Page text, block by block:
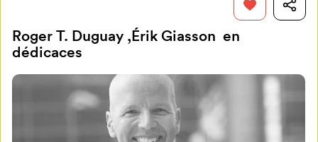
Roger T. Duguay ,Érik Giasson en
dédicaces